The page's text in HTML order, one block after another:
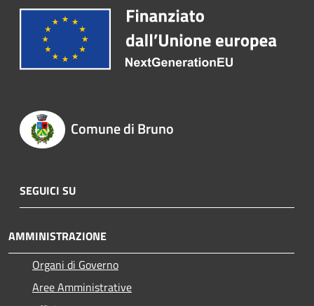
Comune di Bruno
SEGUICI SU
AMMINISTRAZIONE
Organi di Governo
Aree Amministrative